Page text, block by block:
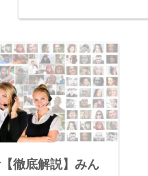
徹底解説】みん